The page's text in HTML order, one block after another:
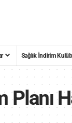
Sağlık İndirim
Planı